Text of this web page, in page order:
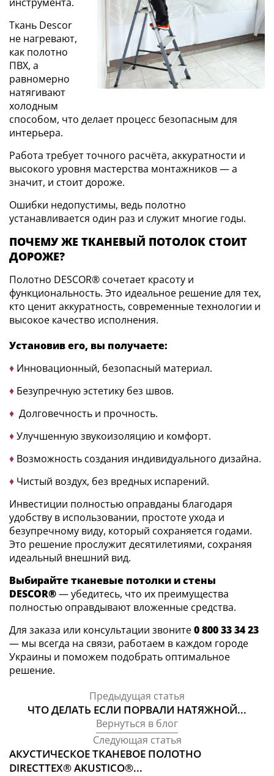
Ткань Descor
не нагревают,
как полотно
ПВХ, а
равномерно
натягивают
холодным
способом, что делает процесс безопасным для
интерьера.
Работа требует точного расчёта, аккуратности и
высокого уровня мастерства монтажников — а
значит, и стоит дороже.
Ошибки недопустимы, ведь полотно
устанавливается один раз и служит многие годы.
ПОЧЕМУ ЖЕ ТКАНЕВЫЙ ПОТОЛОК СТОИТ
ДОРОЖЕ?
Полотно DESCOR® сочетает красоту и
функциональность. Это идеальное решение для тех,
кто ценит аккуратность, современные технологии и
высокое качество исполнения.
Установив его, вы получаете:
♦ Инновационный, безопасный материал.
♦ Безупречную эстетику без швов.
♦ Долговечность и прочность.
♦Улучшенную звукоизоляцию и комфорт.
♦ Возможность создания индивидуального дизайна.
♦ Чистый воздух, без вредных испарений.
Инвестиции полностью оправданы благодаря
удобству в использовании, простоте ухода и
безупречному виду, который сохраняется годами.
Это решение прослужит десятилетиями, сохраняя
идеальный внешний вид.
Выбирайте тканевые потолки и стены
DESCOR®— убедитесь, что их преимущества
полностью оправдывают вложенные средства.
Для заказа или консультации звоните0 800 33 34 23
— мы всегда на связи, работаем в каждом городе
Украины и поможем подобрать оптимальное
решение.
Предыдущая статья
ЧТО ДЕЛАТЬ ЕСЛИ ПОРВАЛИ НАТЯЖНОЙ...
Вернуться в блог
Следующая статья
АКУСТИЧЕСКОЕ ТКАНЕВОЕ ПОЛОТНО
DIRECTTEX® AKUSTICO®...